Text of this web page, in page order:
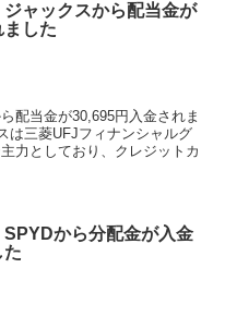
ジャックスから配当金が
ました
配当金が30,695円入金されま
三菱UFJフィナンシャルグ
力としており、クレジットカ
SPYDから分配金が入金
た